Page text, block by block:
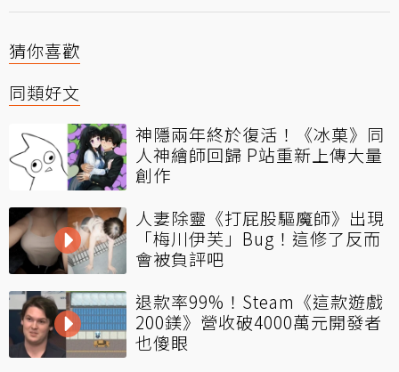
猜你喜歡
同類好文
神隱兩年終於復活！《冰菓》同
人神繪師回歸 P站重新上傳大量
創作
人妻除靈《打屁股驅魔師》出現
「梅川伊芙」Bug！這修了反而
會被負評吧
退款率99%！Steam《這款遊戲
200鎂》營收破4000萬元開發者
也傻眼